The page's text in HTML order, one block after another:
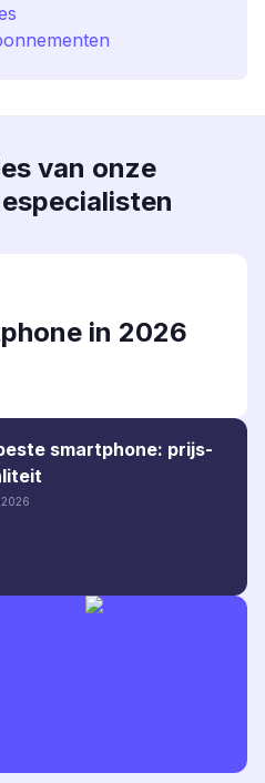
van onze
in 2026
smartphone: prijs-